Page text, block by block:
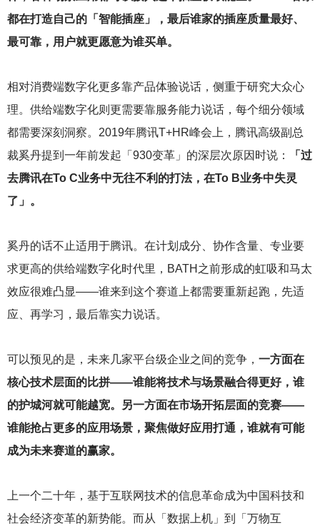
都在打造自己的「智能插座」，最后谁家的插座质量最好、
最可靠，用户就更愿意为谁买单。
相对消费端数字化更多靠产品体验说话，侧重于研究大众心
理。供给端数字化则更需要靠服务能力说话，每个细分领域
都需要深刻洞察。2019年腾讯T+HR峰会上，腾讯高级副总
裁奚丹提到一年前发起「930变革」的深层次原因时说：
「过
去腾讯在To C业务中无往不利的打法，在To B业务中失灵
了」。
奚丹的话不止适用于腾讯。在计划成分、协作含量、专业要
求更高的供给端数字化时代里，BATH之前形成的虹吸和马太
效应很难凸显——谁来到这个赛道上都需要重新起跑，先适
应、再学习，最后靠实力说话。
可以预见的是，未来几家平台级企业之间的竞争， 一方面在
核心技术层面的比拼——谁能将技术与场景融合得更好，谁
的护城河就可能越宽。另一方面在市场开拓层面的竞赛——
谁能抢占更多的应用场景，聚焦做好应用打通，谁就有可能
成为未来赛道的赢家。
上一个二十年，基于互联网技术的信息革命成为中国科技和
社会经济变革的新势能。而从「数据上机」到「万物互